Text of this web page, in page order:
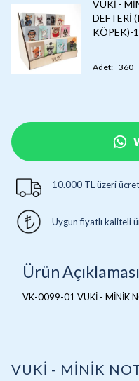
VUKİ -
DEFTERİ
KÖPEK)-
Adet: 360
10.000 TL üzeri
Uygun fiyatlı kaliteli
Ürün Açıklaması
VK-0099-01 VUKİ - MİNİK
VUKİ - MİNİK